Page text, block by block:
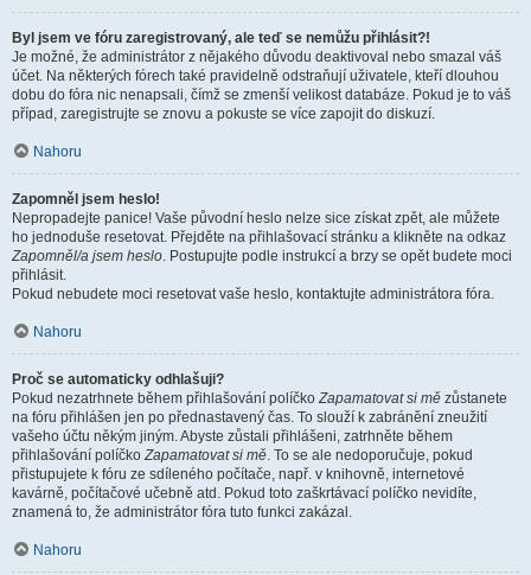
Byl jsem ve fóru zaregistrovaný, ale teď se nemůžu přihlásit?!
Je možné, že administrátor z nějakého důvodu deaktivoval nebo smazal váš
účet. Na některých fórech také pravidelně odstraňují uživatele, kteří dlouhou
dobu do fóra nic nenapsali, čímž se zmenší velikost databáze. Pokud je to váš
případ, zaregistrujte se znovu a pokuste se více zapojit do diskuzí.
Nahoru
Zapomněl jsem heslo!
Nepropadejte panice! Vaše původní heslo nelze sice získat zpět, ale můžete
ho jednoduše resetovat. Přejděte na přihlašovací stránku a klikněte na odkaz
Zapomněl/a jsem heslo. Postupujte podle instrukcí a brzy se opět budete moci
přihlásit.
Pokud nebudete moci resetovat vaše heslo, kontaktujte administrátora fóra.
Nahoru
Proč se automaticky odhlašuji?
Pokud nezatrhnete během přihlašování políčkoZapamatovat si mě zůstanete
na fóru přihlášen jen po přednastavený čas. To slouží k zabránění zneužití
vašeho účtu někým jiným. Abyste zůstali přihlášeni, zatrhněte během
přihlašování políčkoZapamatovat si mě. To se ale nedoporučuje, pokud
přistupujete k fóru ze sdíleného počítače, např. v knihovně, internetové
kavárně, počítačové učebně atd. Pokud toto zaškrtávací políčko nevidíte,
znamená to, že administrátor fóra tuto funkci zakázal.
Nahoru